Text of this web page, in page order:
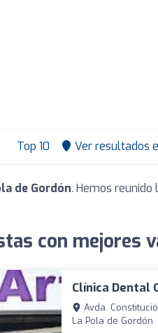
Top 10 Ver resultados
de Gordón. Hemos
con mejores
Clínica Dental
Avda.
La Pola de Gordón